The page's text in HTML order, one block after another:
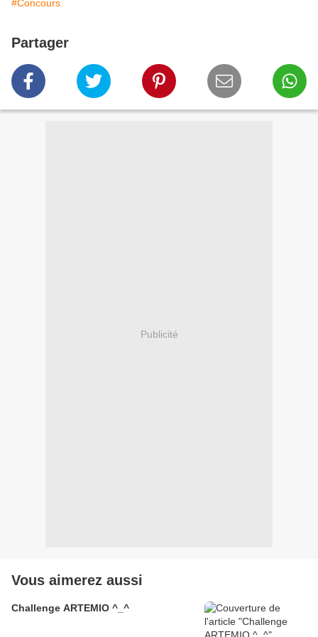
#Concours
Partager
Publicité
Vous aimerez aussi
Challenge ARTEMIO ^_^